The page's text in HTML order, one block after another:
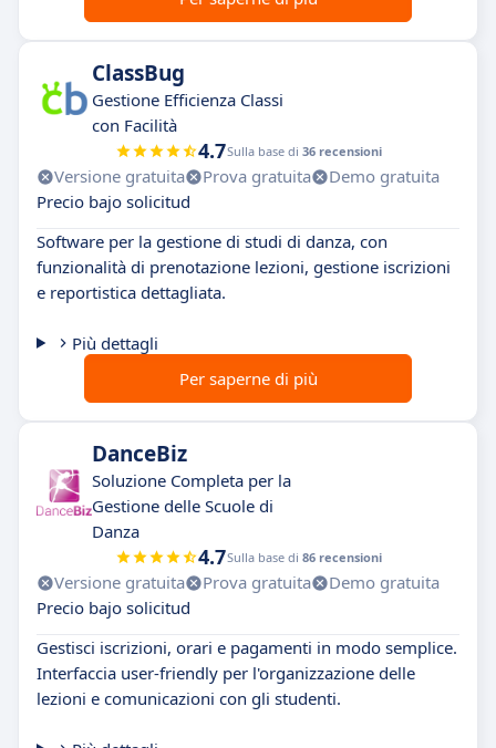
ClassBug
Gestione Efficienza Classi
con Facilità
4.7Sulla base di 36 recensioni
Versione gratuita Prova gratuita
Demo gratuita
Precio bajo solicitud
Software per la gestione di studi di danza, con
funzionalità di prenotazione lezioni, gestione iscrizioni
e reportistica dettagliata.
Più dettagli
Per saperne di più
DanceBiz
Soluzione Completa per la
Gestione delle Scuole di
Danza
4.7Sulla base di 86 recensioni
Versione gratuita Prova gratuita
Demo gratuita
Precio bajo solicitud
Gestisci iscrizioni, orari e pagamenti in modo semplice.
Interfaccia user-friendly per l'organizzazione delle
lezioni e comunicazioni con gli studenti.